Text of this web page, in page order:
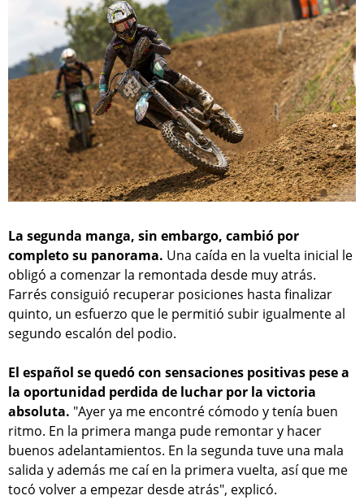
La segunda manga, sin embargo, cambió por
completo su panorama. Una caída en la vuelta inicial le
obligó a comenzar la remontada desde muy atrás.
Farrés consiguió recuperar posiciones hasta finalizar
quinto, un esfuerzo que le permitió subir igualmente al
segundo escalón del podio.
El español se quedó con sensaciones positivas pese a
la oportunidad perdida de luchar por la victoria
absoluta. "Ayer ya me encontré cómodo y tenía buen
ritmo. En la primera manga pude remontar y hacer
buenos adelantamientos. En la segunda tuve una mala
salida y además me caí en la primera vuelta, así que me
tocó volver a empezar desde atrás", explicó.